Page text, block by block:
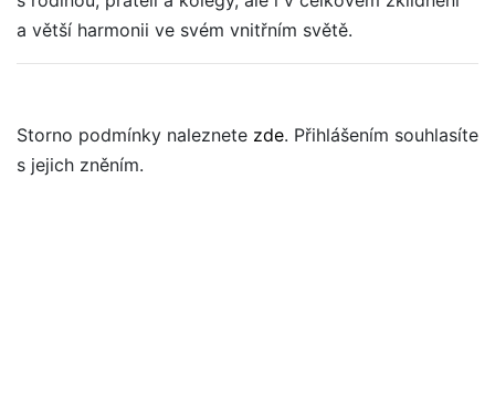
a větší harmonii ve svém vnitřním světě.
Storno podmínky naleznete zde. Přihlášením souhlasíte
s jejich zněním.